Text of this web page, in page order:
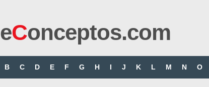
eConceptos.com
B C D E F G H I J K L M N O